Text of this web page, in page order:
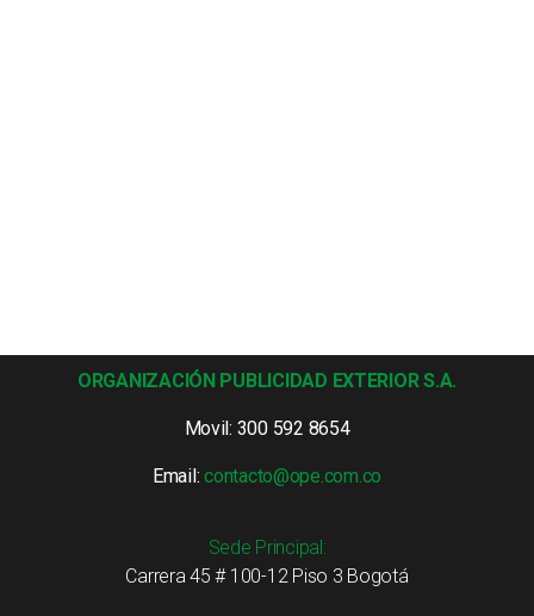
ORGANIZACIÓN PUBLICIDAD EXTERIOR S.A.
Movil: 300 592 8654
Email:contacto@ope.com.co
Sede Principal:
Carrera 45 # 100-12 Piso 3 Bogotá